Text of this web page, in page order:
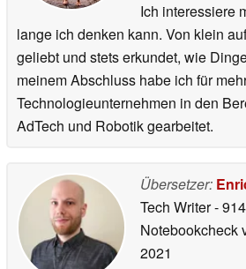
Ich interessiere
lange ich denken kann. Von klein
geliebt und stets erkundet, wie
meinem Abschluss habe ich für
Technologieunternehmen in den
AdTech und Robotik gearbeitet.
Übersetzer:
Tech Writer-
Notebookcheck
2021